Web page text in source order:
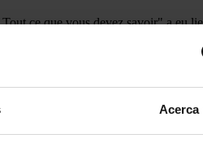
Acerca
ce que vous devez savoir" a eu
de la famille, et Loren Andrea